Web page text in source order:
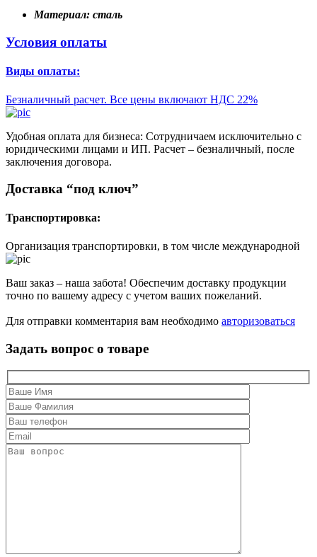
Материал: сталь
Условия оплаты
Виды оплаты:
Безналичный расчет. Все цены включают НДС 22%
Удобная оплата для бизнеса: Сотрудничаем исключительно с
юридическими лицами и ИП. Расчет – безналичный, после
заключения договора.
Доставка “под ключ”
Транспортировка:
Организация транспортировки, в том числе международной
Ваш заказ – наша забота! Обеспечим доставку продукции
точно по вашему адресу с учетом ваших пожеланий.
Для отправки комментария вам необходимо авторизоваться
Задать вопрос о товаре